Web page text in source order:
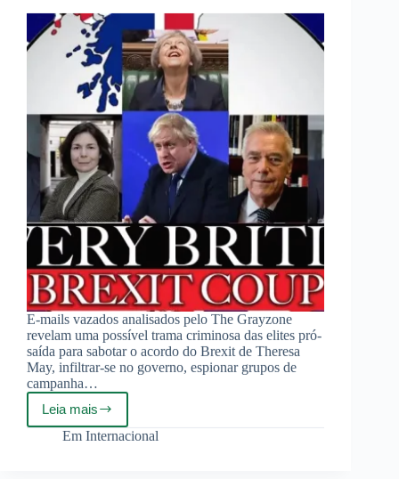
E-mails vazados analisados pelo The Grayzone
revelam uma possível trama criminosa das elites pró-
saída para sabotar o acordo do Brexit de Theresa
May, infiltrar-se no governo, espionar grupos de
campanha…
Leia maisOperação
Surpresa:
e-
Em Internacional